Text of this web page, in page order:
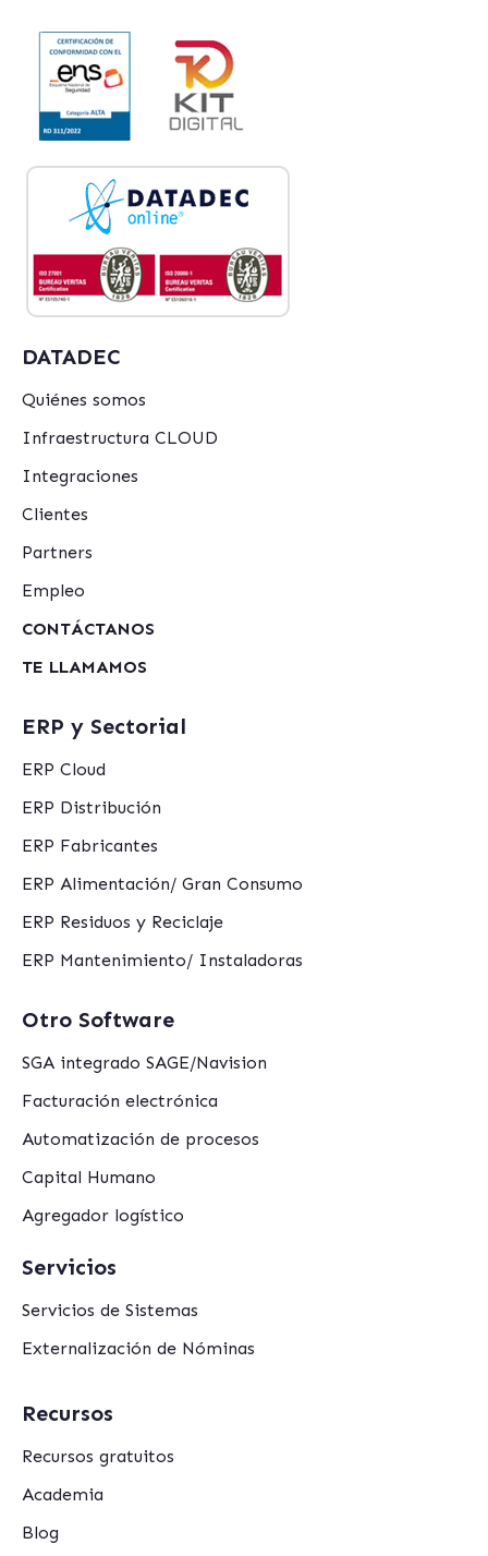
DATADEC
Quiénes somos
Infraestructura CLOUD
Integraciones
Clientes
Partners
Empleo
CONTÁCTANOS
TE LLAMAMOS
ERP y Sectorial
ERP Cloud
ERP Distribución
ERP Fabricantes
ERP Alimentación/ Gran Consumo
ERP Residuos y Reciclaje
ERP Mantenimiento/ Instaladoras
Otro Software
SGA integrado SAGE/Navision
Facturación electrónica
Automatización de procesos
Capital Humano
Agregador logístico
Servicios
Servicios de Sistemas
Externalización de Nóminas
Recursos
Recursos gratuitos
Academia
Blog